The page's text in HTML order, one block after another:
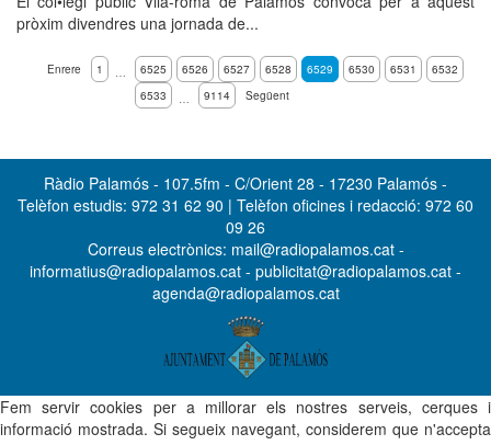
pròxim divendres una jornada de...
Enrere 1 … 6525 6526 6527 6528 6529 6530 6531
6532
6533
… 9114 Següent
Ràdio Palamós - 107.5fm - C/Orient 28 - 17230 Palamós -
Telèfon estudis: 972 31 62 90 | Telèfon oficines i redacció: 972 60
09 26
Correus electrònics: mail@radiopalamos.cat -
informatius@radiopalamos.cat - publicitat@radiopalamos.cat -
agenda@radiopalamos.cat
Fem servir cookies per a millorar els nostres serveis, cerques i
informació mostrada. Si segueix navegant, considerem que n'accepta